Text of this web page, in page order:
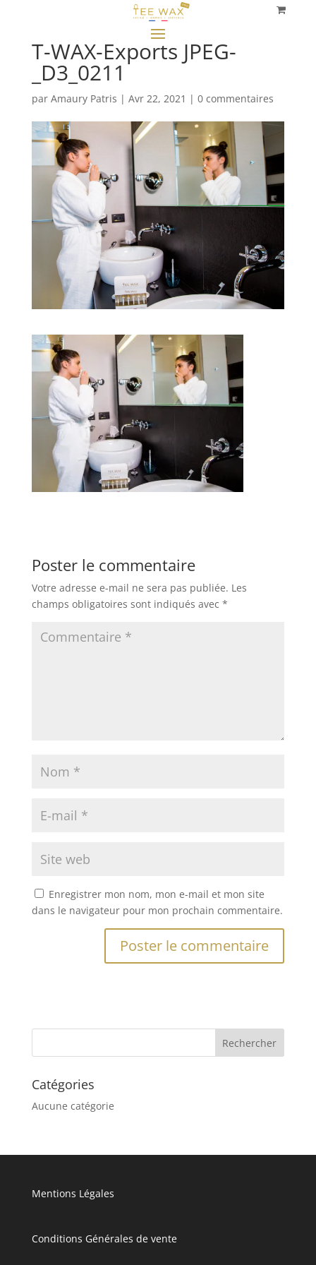
T-WAX-Exports JPEG-
_D3_0211
par Amaury Patris | Avr 22, 2021 | 0 commentaires
Poster le commentaire
Votre adresse e-mail ne sera pas publiée. Les
champs obligatoires sont indiqués avec *
Enregistrer mon nom, mon e-mail et mon site
dans le navigateur pour mon prochain commentaire.
Catégories
Aucune catégorie
Mentions Légales
Conditions Générales de vente